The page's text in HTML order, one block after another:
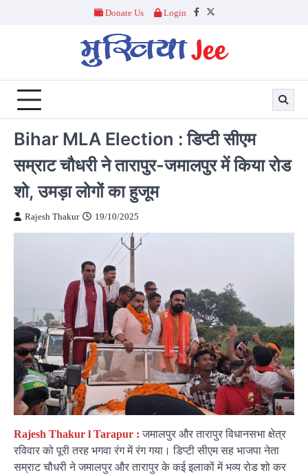
Donate Us Login
Facebook
Twitter
Bihar MLA Election : डिप्टी सीएम
सम्राट चौधरी ने तारापुर-जमालपुर में किया रोड
शो, उमड़ा लोगों का हुजूम
Rajesh Thakur 19/10/2025
Rajesh Thakur l Tarapur : जमालपुर और तारापुर विधानसभा क्षेत्र
रविवार को पूरी तरह भगवा रंग में रंग गया। डिप्टी सीएम सह भाजपा नेता
सम्राट चौधरी ने जमालपुर और तारापुर के कई इलाकों में भव्य रोड शो कर